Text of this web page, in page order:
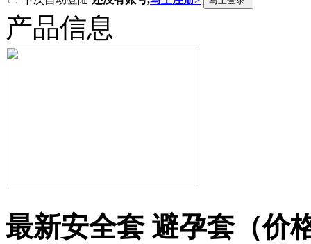
产品信息
最新安全套 避孕套（价